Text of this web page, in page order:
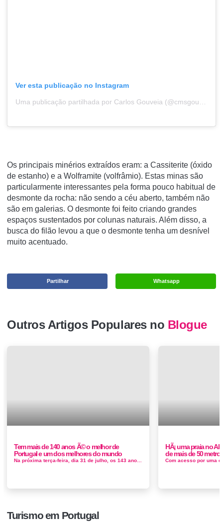
Ver esta publicação no Instagram
Uma publicação partilhada por Carlos Gouveia (@cmsgouveia)
Os principais minérios extraídos eram: a Cassiterite (óxido
de estanho) e a Wolframite (volfrâmio). Estas minas são
particularmente interessantes pela forma pouco habitual de
desmonte da rocha: não sendo a céu aberto, também não
são em galerias. O desmonte foi feito criando grandes
espaços sustentados por colunas naturais. Além disso, a
busca do filão levou a que o desmonte tenha um desnível
muito acentuado.
Whatsapp
Partilhar
Outros Artigos Populares no Blogue
Tem mais de 140 anos Ã© o melhor de
Portugal e um dos melhores do mundo
Na próxima terça-feira, dia 31 de julho, os 143 anos mercado O mercado de peixe do Livramento foi considerado um dos mercados de pe...
HÃ¡ uma praia no
de mais de 50
Turismo em Portugal